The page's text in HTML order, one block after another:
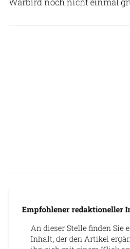
Empfohlener redaktioneller
An dieser Stelle finden Sie
Inhalt, der den Artikel